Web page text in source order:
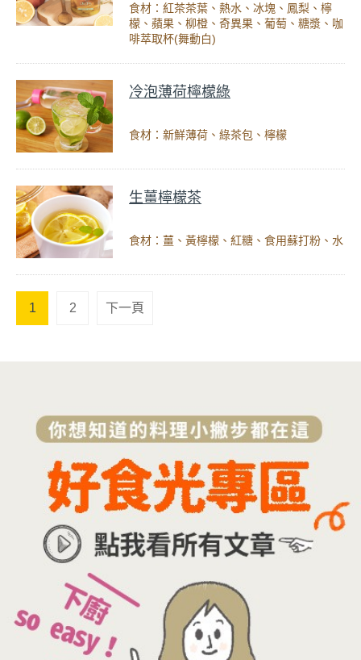
食材：紅茶茶葉、熱水、冰塊、鳳梨、檸
檬、蘋果、柳橙、奇異果、葡萄、糖漿、咖
啡萃取杯(舞動白)
冷泡薄荷檸檬綠
食材：新鮮薄荷、綠茶包、檸檬
生薑檸檬茶
食材：薑、黃檸檬、紅糖、食用蘇打粉、水
1 2 下一頁